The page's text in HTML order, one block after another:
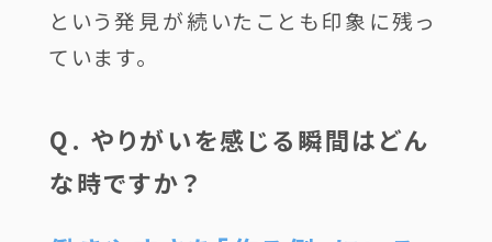
という発見が続いたことも印象に残っ
ています。
Q. やりがいを感じる瞬間はどん
な時ですか？